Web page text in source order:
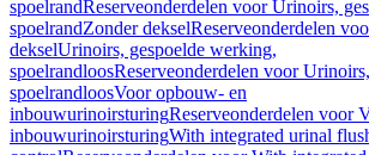
spoelrandReserveonderdelen voor Urinoirs,
spoelrandZonder dekselReserveonderdelen
dekselUrinoirs, gespoelde werking,
spoelrandloosReserveonderdelen voor
spoelrandloosVoor opbouw- en
inbouwurinoirsturingReserveonderdelen voor
inbouwurinoirsturingWith integrated urinal